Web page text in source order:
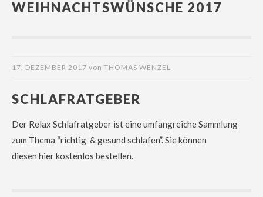
WEIHNACHTSWÜNSCHE 2017
17. DEZEMBER 2017 von THOMAS WENZEL
SCHLAFRATGEBER
Der Relax Schlafratgeber ist eine umfangreiche Sammlung
zum Thema “richtig & gesund schlafen”. Sie können
diesen hier kostenlos bestellen.